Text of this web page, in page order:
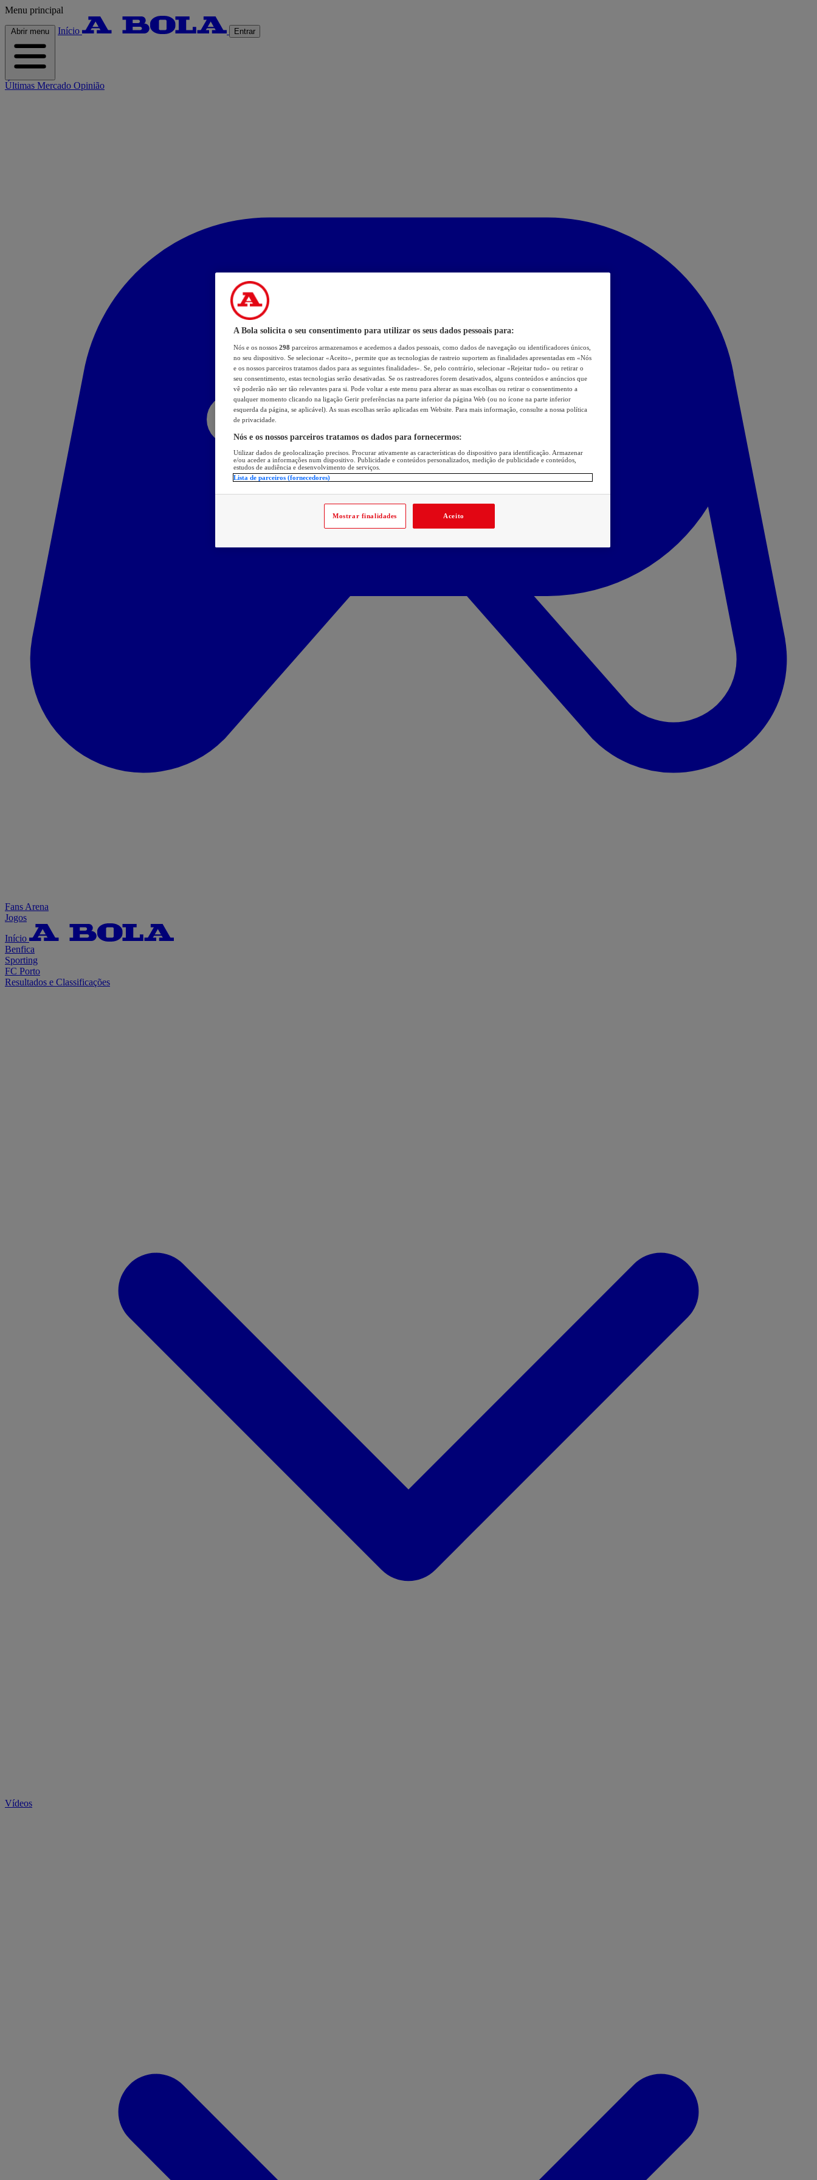
Menu principal
Abrir menu Início Entrar
Últimas Mercado Opinião
Fans Arena
Jogos
Início
Benfica
Sporting
FC Porto
Resultados e Classificações
Vídeos
A Bola solicita o seu consentimento para utilizar os seus dados pessoais para:
Nós e os nossos 298 parceiros armazenamos e acedemos a dados pessoais, como dados de navegação ou identificadores únicos,
no seu dispositivo. Se selecionar «Aceito», permite que as tecnologias de rastreio suportem as finalidades apresentadas em «Nós
e os nossos parceiros tratamos dados para as seguintes finalidades». Se, pelo contrário, selecionar «Rejeitar tudo» ou retirar o
seu consentimento, estas tecnologias serão desativadas. Se os rastreadores forem desativados, alguns conteúdos e anúncios que
vê poderão não ser tão relevantes para si. Pode voltar a este menu para alterar as suas escolhas ou retirar o consentimento a
qualquer momento clicando na ligação Gerir preferências na parte inferior da página Web (ou no ícone na parte inferior
esquerda da página, se aplicável). As suas escolhas serão aplicadas em Website. Para mais informação, consulte a nossa política
de privacidade.
Nós e os nossos parceiros tratamos os dados para fornecermos:
Utilizar dados de geolocalização precisos. Procurar ativamente as características do dispositivo para identificação. Armazenar
e/ou aceder a informações num dispositivo. Publicidade e conteúdos personalizados, medição de publicidade e conteúdos,
estudos de audiência e desenvolvimento de serviços.
Lista de parceiros (fornecedores)
Mostrar finalidades Aceito